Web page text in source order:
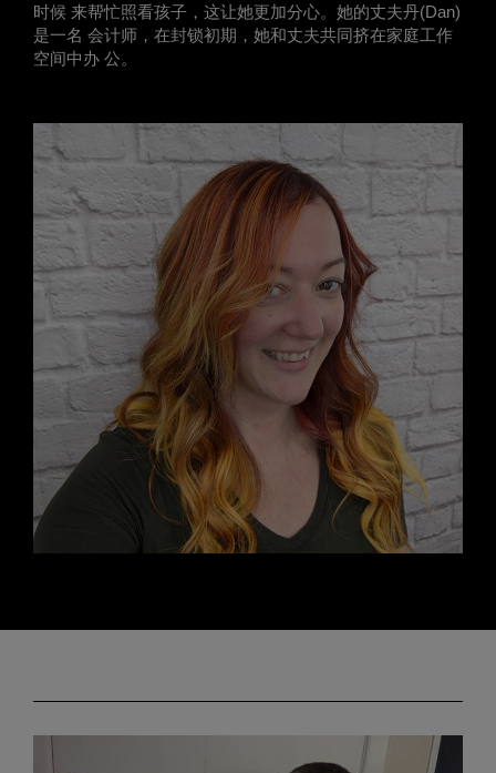
时候 来帮忙照看孩子，这让她更加分心。她的丈夫丹(Dan)
是一名 会计师，在封锁初期，她和丈夫共同挤在家庭工作
空间中办 公。